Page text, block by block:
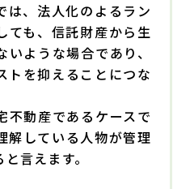
は、法人化のよるラン
ても、信託財産から生
ような場合であり、
トを抑えることにつな
不動産であるケースで
解している人物が管理
言えます。